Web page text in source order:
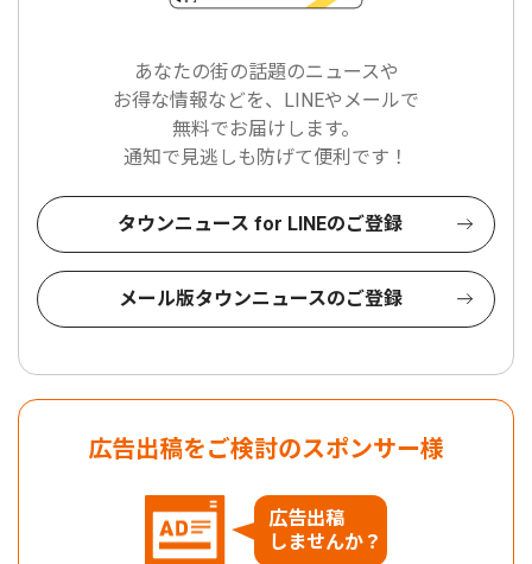
あなたの街の話題のニュースや
お得な情報などを、LINEやメールで
無料でお届けします。
通知で見逃しも防げて便利です！
タウンニュース for LINEのご登録
メール版タウンニュースのご登録
広告出稿をご検討のスポンサー様
広告出稿
しませんか？